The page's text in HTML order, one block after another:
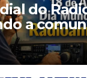
do
a
o